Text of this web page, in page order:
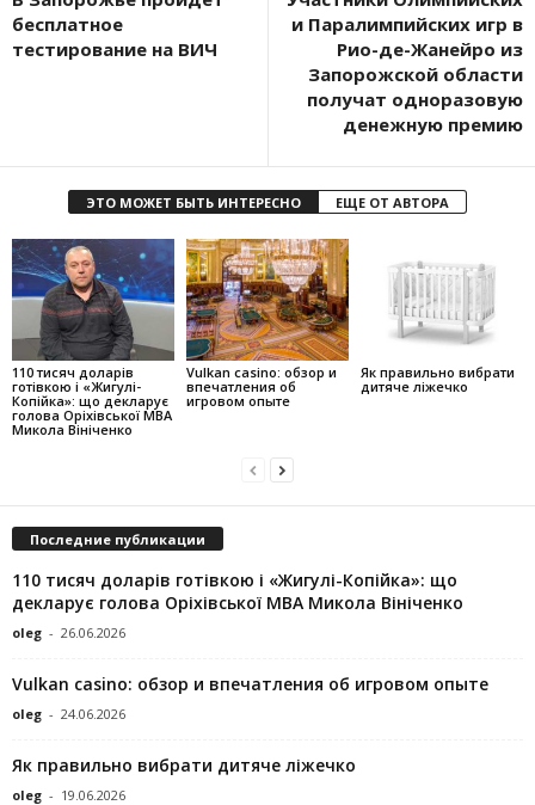
бесплатное
тестирование на ВИЧ
и Паралимпийских игр в
Рио-де-Жанейро из
Запорожской области
получат одноразовую
денежную премию
ЭТО МОЖЕТ БЫТЬ ИНТЕРЕСНО ЕЩЕ ОТ АВТОРА
110 тисяч доларів
готівкою і «Жигулі-
Копійка»: що декларує
голова Оріхівської МВА
Микола Вініченко
Vulkan casino: обзор и
впечатления об
игровом опыте
Як правильно вибрати
дитяче ліжечко
Последние публикации
110 тисяч доларів готівкою і «Жигулі-Копійка»: що
декларує голова Оріхівської МВА Микола Вініченко
oleg - 26.06.2026
Vulkan casino: обзор и впечатления об игровом опыте
oleg - 24.06.2026
Як правильно вибрати дитяче ліжечко
oleg - 19.06.2026